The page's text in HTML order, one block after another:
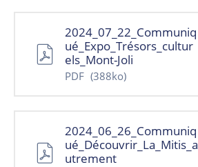
2024_07_22_Communiq
ué_Expo_Trésors_cultur
els_Mont-Joli
PDF (388ko)
2024_06_26_Communiq
ué_Découvrir_La_Mitis_a
utrement